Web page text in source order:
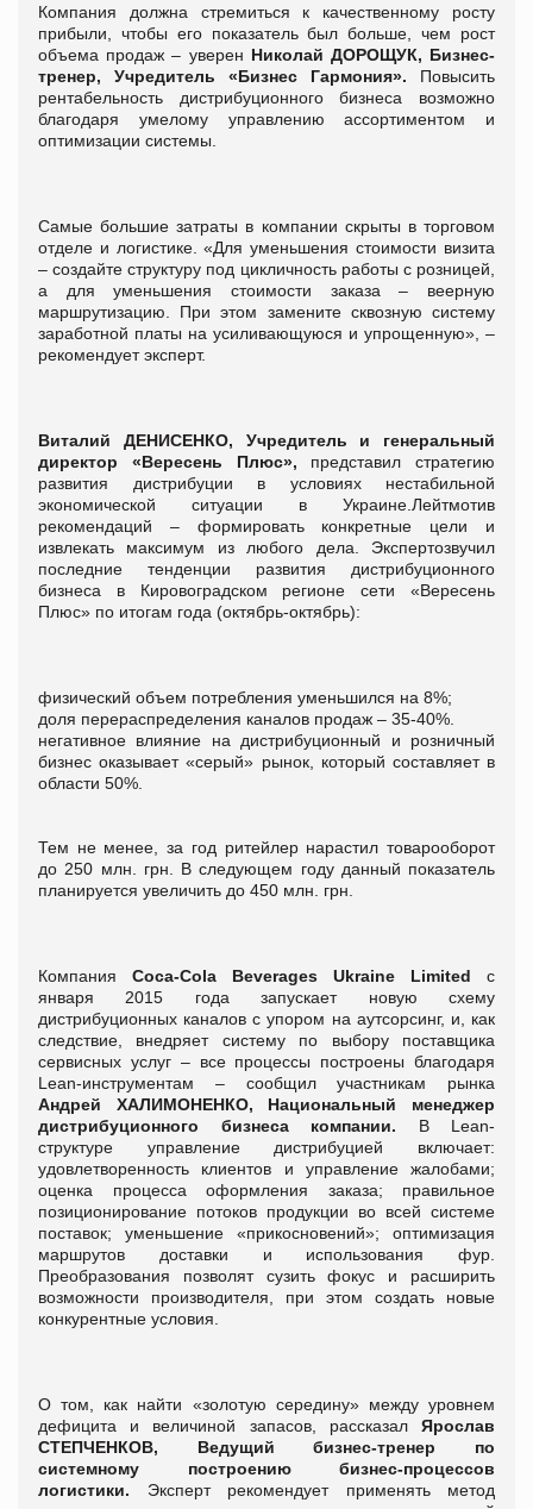
Компания должна стремиться к качественному росту
прибыли, чтобы его показатель был больше, чем рост
объема продаж – уверен Николай ДОРОЩУК, Бизнес-
тренер, Учредитель «Бизнес Гармония». Повысить
рентабельность дистрибуционного бизнеса возможно
благодаря умелому управлению ассортиментом и
оптимизации системы.
Самые большие затраты в компании скрыты в торговом
отделе и логистике. «Для уменьшения стоимости визита
– создайте структуру под цикличность работы с розницей,
а для уменьшения стоимости заказа – веерную
маршрутизацию. При этом замените сквозную систему
заработной платы на усиливающуюся и упрощенную», –
рекомендует эксперт.
Виталий ДЕНИСЕНКО, Учредитель и генеральный
директор «Вересень Плюс», представил стратегию
развития дистрибуции в условиях нестабильной
экономической ситуации в Украине.Лейтмотив
рекомендаций – формировать конкретные цели и
извлекать максимум из любого дела. Экспертозвучил
последние тенденции развития дистрибуционного
бизнеса в Кировоградском регионе сети «Вересень
Плюс» по итогам года (октябрь-октябрь):
физический объем потребления уменьшился на 8%;
доля перераспределения каналов продаж – 35-40%.
негативное влияние на дистрибуционный и розничный
бизнес оказывает «серый» рынок, который составляет в
области 50%.
Тем не менее, за год ритейлер нарастил товарооборот
до 250 млн. грн. В следующем году данный показатель
планируется увеличить до 450 млн. грн.
Компания Сoca-Cola Beverages Ukraine Limited с
января 2015 года запускает новую схему
дистрибуционных каналов с упором на аутсорсинг, и, как
следствие, внедряет систему по выбору поставщика
сервисных услуг – все процессы построены благодаря
Lean-инструментам – сообщил участникам рынка
Андрей ХАЛИМОНЕНКО, Национальный менеджер
дистрибуционного бизнеса компании. В Lean-
структуре управление дистрибуцией включает:
удовлетворенность клиентов и управление жалобами;
оценка процесса оформления заказа; правильное
позиционирование потоков продукции во всей системе
поставок; уменьшение «прикосновений»; оптимизация
маршрутов доставки и использования фур.
Преобразования позволят сузить фокус и расширить
возможности производителя, при этом создать новые
конкурентные условия.
О том, как найти «золотую середину» между уровнем
дефицита и величиной запасов, рассказал Ярослав
СТЕПЧЕНКОВ, Ведущий бизнес-тренер по
системному построению бизнес-процессов
логистики. Эксперт рекомендует применять метод